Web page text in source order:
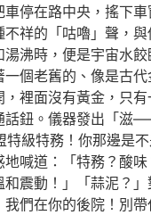
停在路中央，搖下
祥的「咕嚕」聲，
沸時，便是宇宙水
個老舊的、像是古
裡面沒有黃金，只
話鈕。儀器發出「滋
級特務！你那邊是
喊道：「特務？酸味
震動！」「蒜泥？
們在你的後院！別